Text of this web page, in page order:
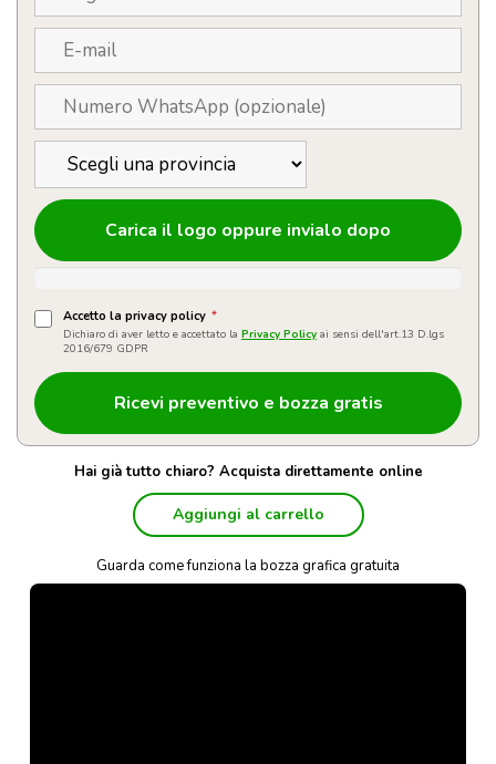
Carica il logo oppure invialo dopo
Accetto la privacy policy *
Dichiaro di aver letto e accettato la Privacy Policy ai sensi dell'art.13 D.lgs
2016/679 GDPR
Hai già tutto chiaro? Acquista direttamente online
Aggiungi al carrello
Guarda come funziona la bozza grafica gratuita